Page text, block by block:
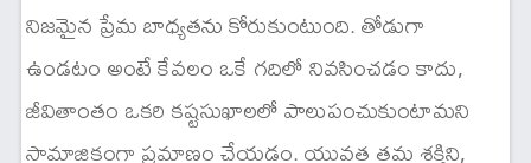
నిజమైన ప్రేమ బాధ్యతను కోరుకుంటుంది. తోడుగా
ఉండటం అంటే కేవలం ఒకే గదిలో నివసించడం కాదు,
జీవితాంతం ఒకరి కష్టసుఖాలలో పాలుపంచుకుంటామని
సామాజికంగా ప్రమాణం చేయడం. యువత తమ శక్తిని,